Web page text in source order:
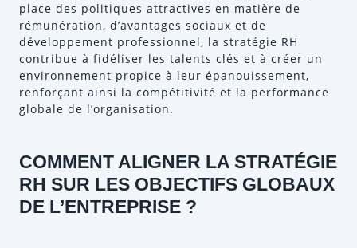
place des politiques attractives en matière de
rémunération, d’avantages sociaux et de
développement professionnel, la stratégie RH
contribue à fidéliser les talents clés et à créer un
environnement propice à leur épanouissement,
renforçant ainsi la compétitivité et la performance
globale de l’organisation.
COMMENT ALIGNER LA STRATÉGIE
RH SUR LES OBJECTIFS GLOBAUX
DE L’ENTREPRISE ?